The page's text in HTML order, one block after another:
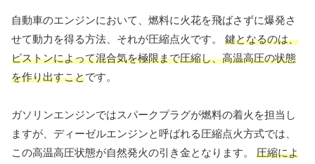
自動車のエンジンにおいて、燃料に火花を飛ばさずに爆発さ
せて動力を得る方法、それが圧縮点火です。 鍵となるのは、
ピストンによって混合気を極限まで圧縮し、高温高圧の状態
を作り出すことです。
ガソリンエンジンではスパークプラグが燃料の着火を担当し
ますが、ディーゼルエンジンと呼ばれる圧縮点火方式では、
この高温高圧状態が自然発火の引き金となります。 圧縮によ